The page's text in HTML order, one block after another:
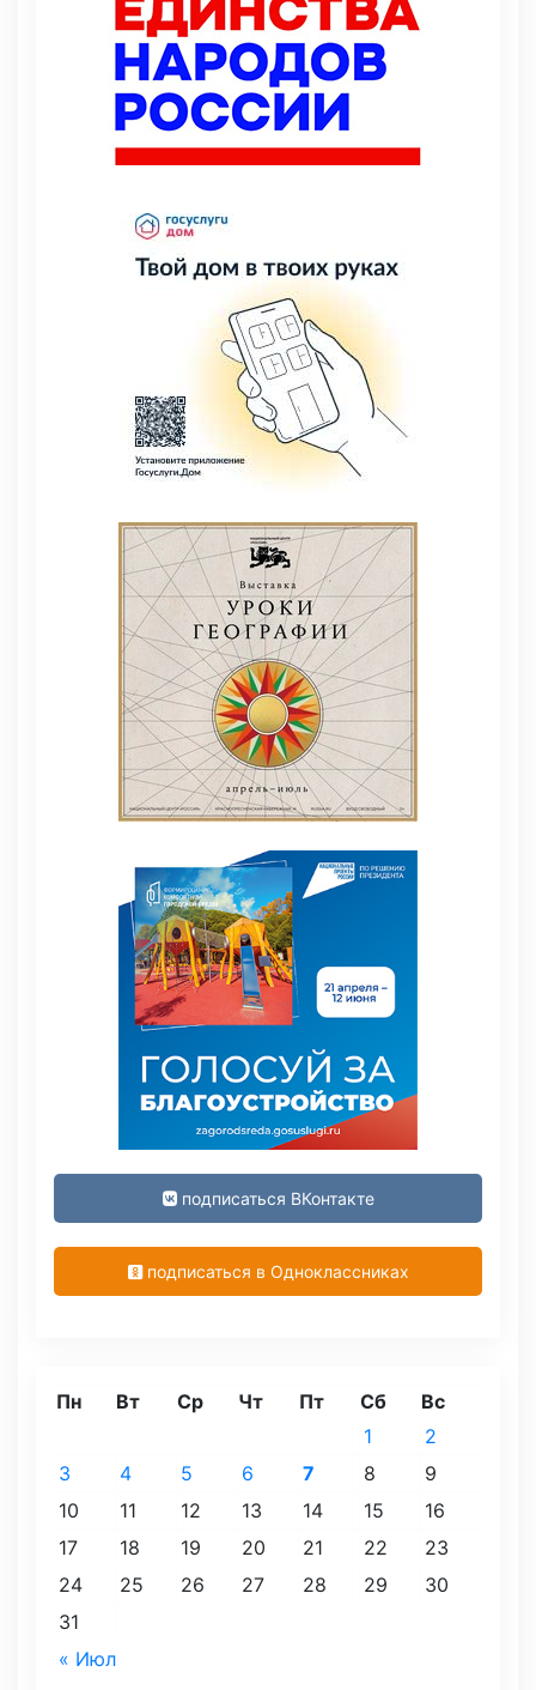
подписаться ВКонтакте
подписаться в Одноклассниках
Пн Вт Ср Чт Пт Сб Вс
« Июл
1
2
3
4 5 6 7 8
9
10
11 12 13 14 15
16
17
18 19 20 21 22
23
24
25 26 27 28 29
30
31